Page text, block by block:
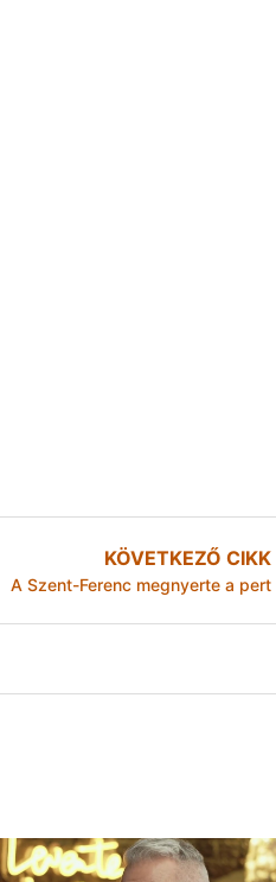
KÖVETKEZŐ CIKK
A Szent-Ferenc megnyerte a pert